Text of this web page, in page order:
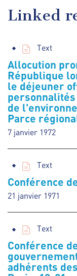
Linked
Text
Allocution
République
le déjeuner
de
Parce
7 janvier 1972
Text
Conférence
21 janvier 1971
Text
Conférence
adhérents